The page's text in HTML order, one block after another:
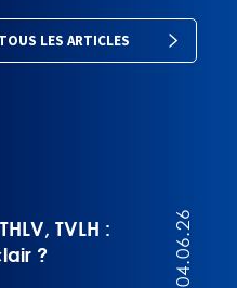
TOUS LES ARTICLES
04.06.26
TVLH :
?